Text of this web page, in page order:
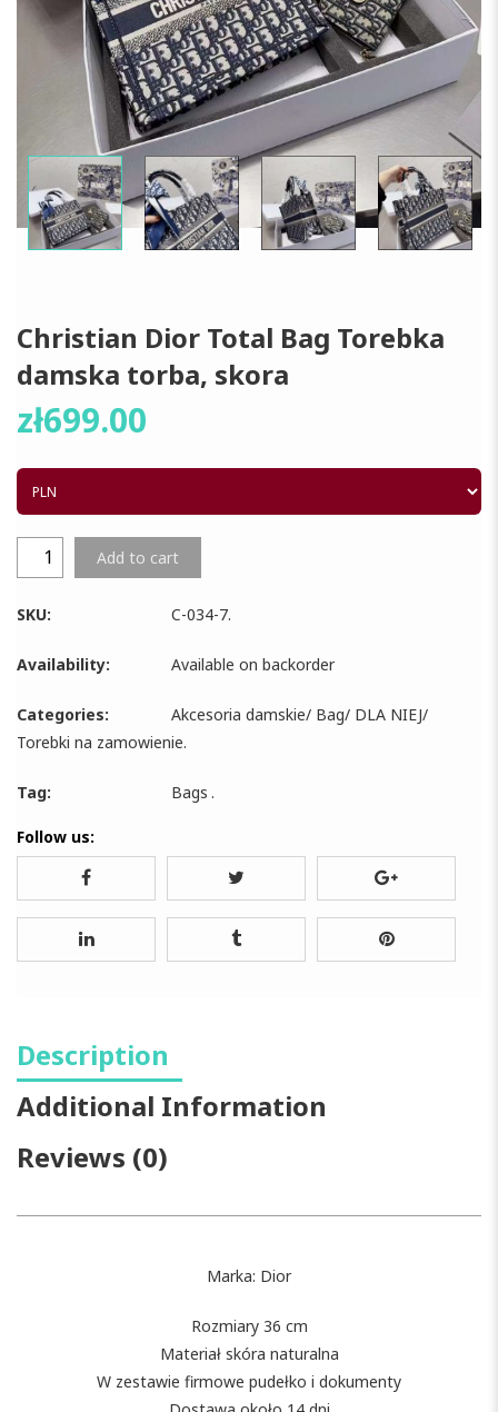
Christian Dior Total Bag Torebka
damska torba, skora
zł699.00
Add to cart
SKU: C-034-7.
Availability: Available on backorder
Categories: Akcesoria damskie/ Bag/ DLA NIEJ/
Torebki na zamowienie.
Tag: Bags .
Follow us:
Description
Additional Information
Reviews (0)
Marka: Dior
Rozmiary 36 cm
Materiał skóra naturalna
W zestawie firmowe pudełko i dokumenty